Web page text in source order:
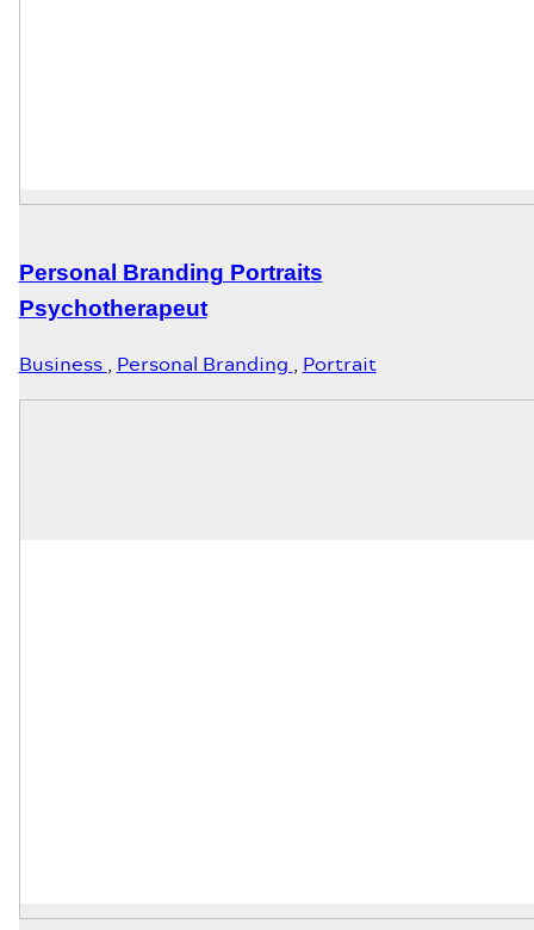
Personal Branding Portraits
Psychotherapeut
Business Personal Branding Portrait